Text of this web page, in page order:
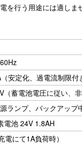
を行う用途には適しま
安定化、過電流制限付
（蓄電池電圧に従い、
ランプ、バックアップ
電池 24V 1.8AH
電にて1A負荷時）